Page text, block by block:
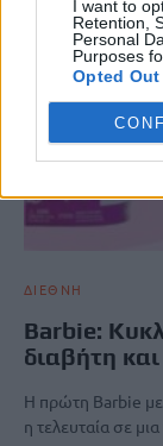
I want to
Retention,
Personal
Purposes
Opted Out
ΔΙΕΘΝΗ
Barbie:
διαβήτη
Η πρώτη Barbie με
η τελευταία σε